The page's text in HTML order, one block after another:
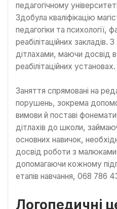
педагогічному
Здобула кваліфікацію
педагогіки та психології,
реабілітаційних
дітлахами, маючи досвід в
реабілітаційних установах.
Заняття спрямовані на
порушень, зокрема
вимови й поставі
дітлахів до школи,
основних навичок,
досвід роботи з малюками
допомагаючи кожному
етапів навчання, 068 786
Логопедичні